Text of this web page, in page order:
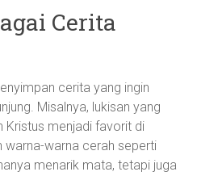
Cerita
cerita yang ingin
Misalnya, lukisan yang
Kristus menjadi favorit di
warna-warna cerah seperti
menarik mata, tetapi juga